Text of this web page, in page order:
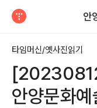
안
타임머신/옛사진읽기
안양문화